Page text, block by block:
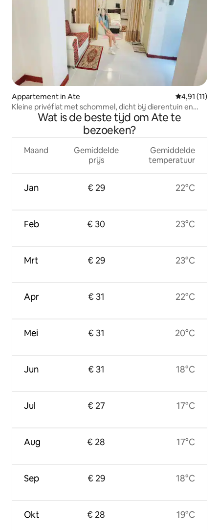
Appartement in Ate Gemiddelde
4,91 (11)
Kleine privéflat met schommel, dicht bij dierentuin en
MonumentalWat is de beste tijd om Ate te
bezoeken?
Maand
Jan
Feb
Mrt
Apr
Mei
Jun
Jul
Aug
Sep
Okt
Gemiddelde
prijs
€ 29
€ 30
€ 29
€ 31
€ 31
€ 31
€ 27
€ 28
€ 29
€ 28
Gemiddelde
temperatuur
22°C
23°C
23°C
22°C
20°C
18°C
17°C
17°C
18°C
19°C